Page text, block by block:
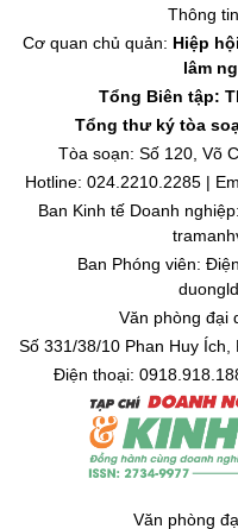
Thông
Cơ quan chủ quản: Hiệp
lâm
Tổng Biên tập:
Tổng thư ký tòa
Tòa soạn: Số 120, Võ
Hotline: 024.2210.2285 |
Ban Kinh tế Doanh
Ban Phóng viên:
Văn phòng đại
Số 331/38/10 Phan Huy Ích,
Điện thoại:
Văn phòng